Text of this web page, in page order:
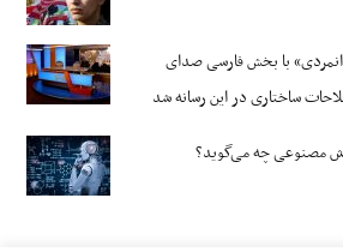
با بخش فارسی صدای
ساختاری در این رسانه شد
مصنوعی چه می‌گوید؟